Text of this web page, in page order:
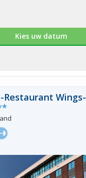
Kies uw datum
Wings-